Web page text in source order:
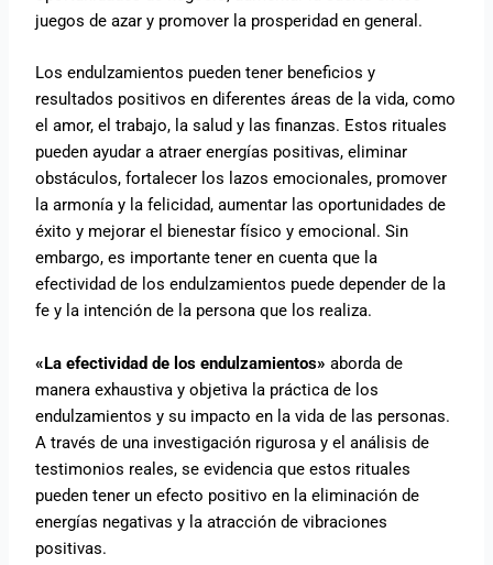
juegos de azar y promover la prosperidad en general.
Los endulzamientos pueden tener beneficios y
resultados positivos en diferentes áreas de la vida, como
el amor, el trabajo, la salud y las finanzas. Estos rituales
pueden ayudar a atraer energías positivas, eliminar
obstáculos, fortalecer los lazos emocionales, promover
la armonía y la felicidad, aumentar las oportunidades de
éxito y mejorar el bienestar físico y emocional. Sin
embargo, es importante tener en cuenta que la
efectividad de los endulzamientos puede depender de la
fe y la intención de la persona que los realiza.
«La efectividad de los endulzamientos» aborda de
manera exhaustiva y objetiva la práctica de los
endulzamientos y su impacto en la vida de las personas.
A través de una investigación rigurosa y el análisis de
testimonios reales, se evidencia que estos rituales
pueden tener un efecto positivo en la eliminación de
energías negativas y la atracción de vibraciones
positivas.